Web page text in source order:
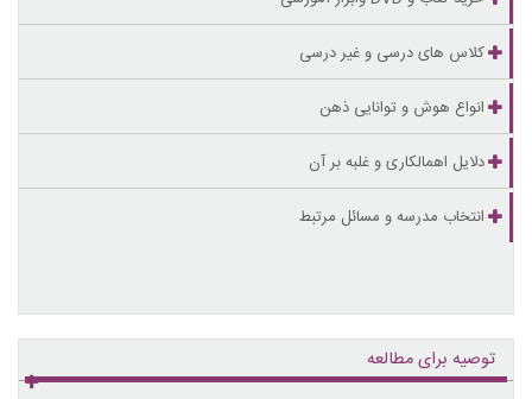
کلاس های درسی و غیر درسی
انواع هوش و توانایی ذهن
دلایل اهمالکاری و غلبه بر آن
انتخاب مدرسه و مسائل مرتبط
توصیه برای مطالعه